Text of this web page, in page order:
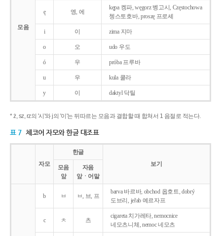
모음
ę 엥, 에
kępa 켕파, węgorz 벵고시, Częstochowa
쳉스토호바, proszę 프로셰
i 이 zima 지마
o 오 udo 우도
ó 우 próba 프루바
u 우 kula 쿨라
y 이 daktyl 닥틸
* ż, sz, rz의 '시'와 j의 '이'는 뒤따르는 모음과 결합할 때 합쳐서 1 음절로 적는다.
표 7 체코어 자모와 한글 대조표
자모
한글
보기
모음
앞
자음
앞ㆍ어말
b ㅂ ㅂ, 브, 프
barva 바르바, obchod 옵호트, dobrý
도브리, jeřab 예르자프
c ㅊ 츠
cigareta 치가레타, nemocnice
네모츠니체, nemoc 네모츠